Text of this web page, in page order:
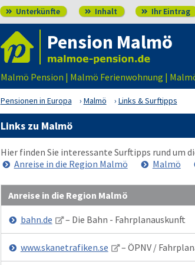
 Unterkünfte  Inhalt  Ihr Eintrag
Pension Malmö
Malmö Pension | Malmö Ferienwohnung |
Pensionen in Europa Malmö Links & Surftipps
Links zu Malmö
Hier finden Sie interessante Surftipps rund um
Anreise in die Region Malmö
Malmö
Anreise in die Region Malmö
bahn.de – Die Bahn - Fahrplanauskunft
www.skanetrafiken.se – ÖPNV /